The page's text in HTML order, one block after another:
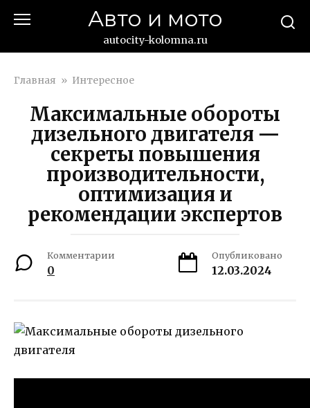
Авто и мото
autocity-kolomna.ru
Главная » Интересное
Максимальные обороты
дизельного двигателя —
секреты повышения
производительности,
оптимизация и
рекомендации экспертов
Комментарии
0
Опубликовано
12.03.2024